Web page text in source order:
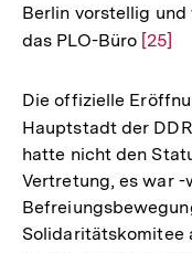
Berlin vorstellig und
das PLO-Büro Zur
der
[25]
Die offizielle
Hauptstadt der
hatte nicht den
Vertretung, es war
Solidaritätskomitee